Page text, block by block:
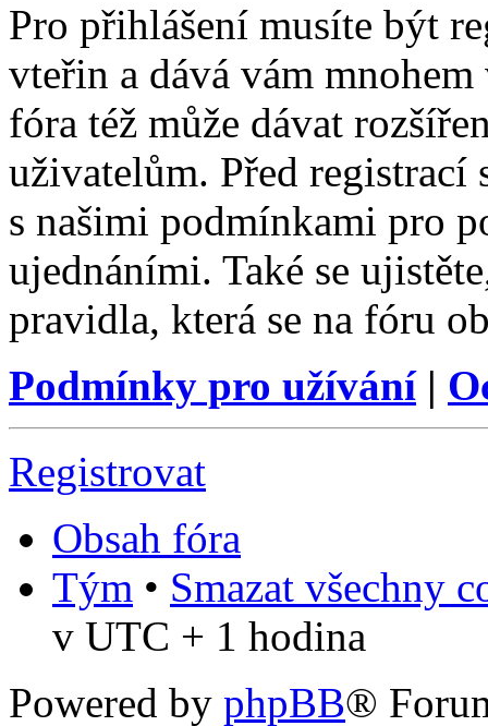
Pro přihlášení musíte být
vteřin a dává vám
fóra též může dávat
uživatelům. Před registrací
s našimi podmínkami pro
ujednáními. Také se
pravidla, která se na fóru
Podmínky pro užívání|
Registrovat
Obsah fóra
Tým • Smazat všechny
v UTC + 1 hodina
Powered by phpBB®